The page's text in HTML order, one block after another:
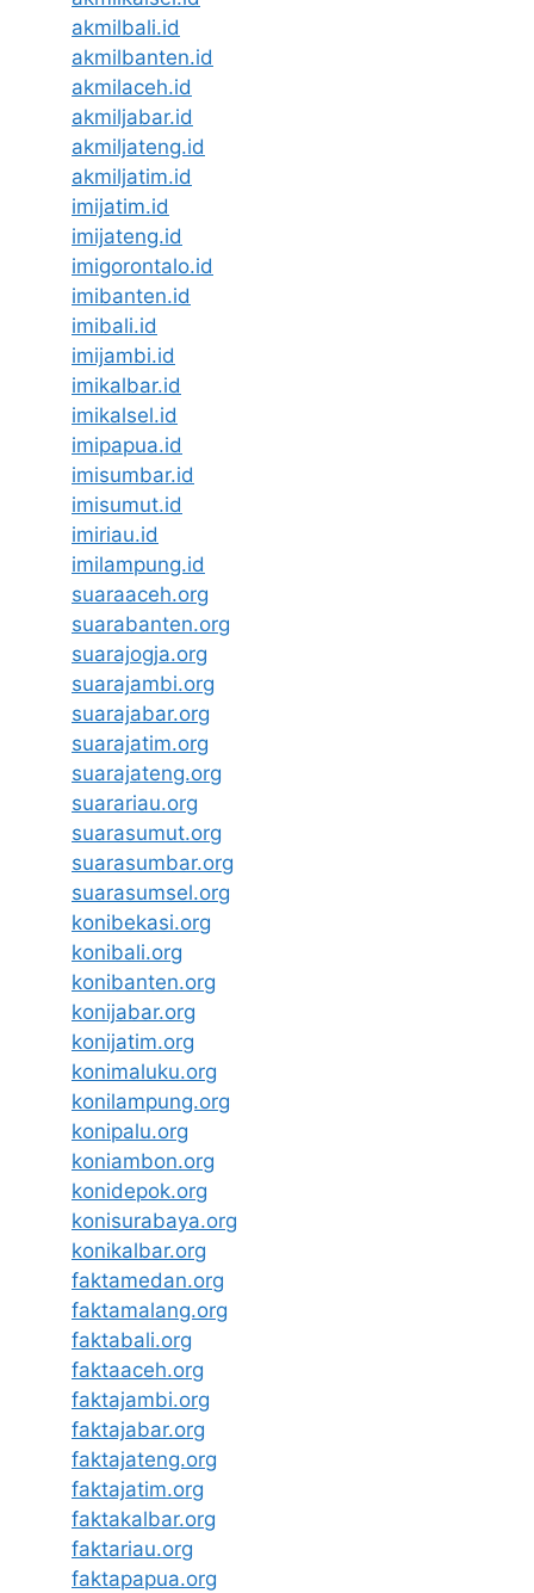
akmilbali.id
akmilbanten.id
akmilaceh.id
akmiljabar.id
akmiljateng.id
akmiljatim.id
imijatim.id
imijateng.id
imigorontalo.id
imibanten.id
imibali.id
imijambi.id
imikalbar.id
imikalsel.id
imipapua.id
imisumbar.id
imisumut.id
imiriau.id
imilampung.id
suaraaceh.org
suarabanten.org
suarajogja.org
suarajambi.org
suarajabar.org
suarajatim.org
suarajateng.org
suarariau.org
suarasumut.org
suarasumbar.org
suarasumsel.org
konibekasi.org
konibali.org
konibanten.org
konijabar.org
konijatim.org
konimaluku.org
konilampung.org
konipalu.org
koniambon.org
konidepok.org
konisurabaya.org
konikalbar.org
faktamedan.org
faktamalang.org
faktabali.org
faktaaceh.org
faktajambi.org
faktajabar.org
faktajateng.org
faktajatim.org
faktakalbar.org
faktariau.org
faktapapua.org